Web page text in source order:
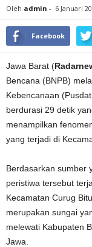
Oleh admin - 6 Januari
Facebook
Jawa Barat (
Bencana (BNPB)
Kebencanaan
berdurasi 29 detik
menampilkan
yang terjadi di
Berdasarkan sumber
peristiwa tersebut
Kecamatan Curug
merupakan sungai
melewati Kabupaten
Jawa.